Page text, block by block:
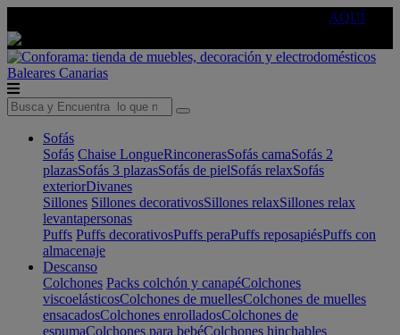
AQUÍ
Baleares Canarias
Sofás
Sofás Chaise LongueRinconerasSofás camaSofás 2
plazasSofás 3 plazasSofás de pielSofás relaxSofás
exteriorDivanes
Sillones Sillones decorativosSillones relaxSillones relax
levantapersonas
Puffs Puffs decorativosPuffs peraPuffs reposapiésPuffs con
almacenaje
Descanso
Colchones Packs colchón y canapéColchones
viscoelásticosColchones de muellesColchones de muelles
ensacadosColchones enrolladosColchones de
espumaColchones para bebéColchones hinchables